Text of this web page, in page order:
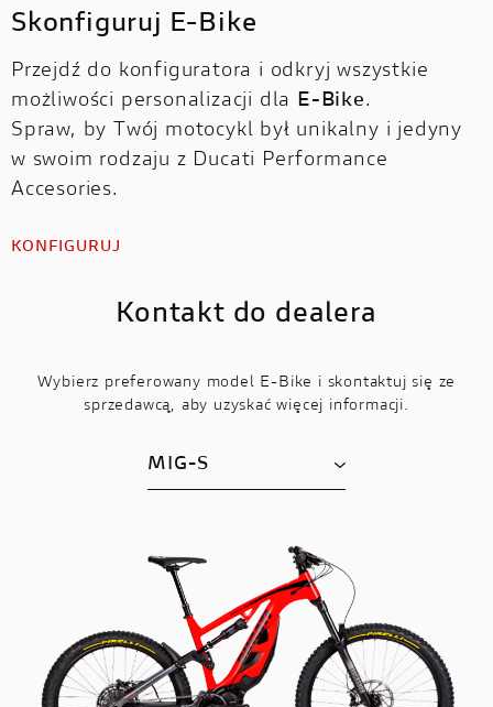
Skonfiguruj E-Bike
Przejdź do konfiguratora i odkryj wszystkie
możliwości personalizacji dla E-Bike.
Spraw, by Twój motocykl był unikalny i jedyny
w swoim rodzaju z Ducati Performance
Accesories.
KONFIGURUJ
Kontakt do dealera
Wybierz preferowany model E-Bike i skontaktuj się ze
sprzedawcą, aby uzyskać więcej informacji.
MIG-S